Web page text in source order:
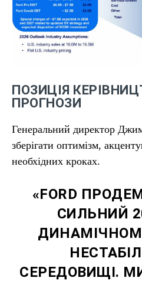
ПОЗИЦІЯ
ПРОГНОЗИ
Генеральний директор
зберігати оптимізм,
необхідних кроках.
«FORD
СИЛЬНИЙ
СЕРЕДОВИЩІ.